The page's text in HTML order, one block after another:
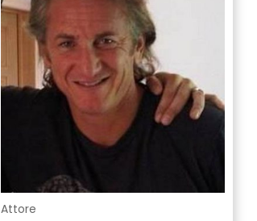
Attore